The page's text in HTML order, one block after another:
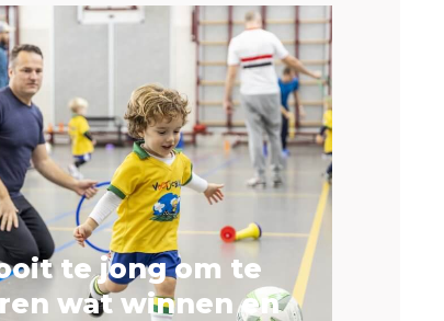
te jong om te
wat winnen en